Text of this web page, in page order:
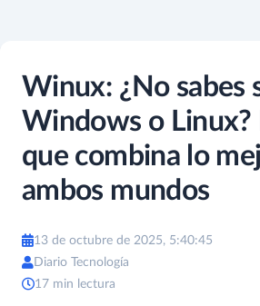
Winux: ¿No sabes
Windows o Linux?
que combina lo
ambos mundos
13 de octubre de 2025, 5:40:45
Diario Tecnología
17 min lectura